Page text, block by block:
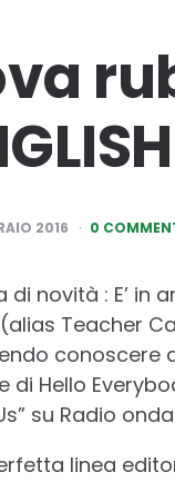
2016 0
di novità : E’ in
Teacher
Hello
su Radio
linea